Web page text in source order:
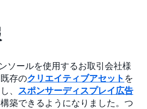
ソールを使用するお取引会社様
存のクリエイティブアセット を
、 スポンサーディスプレイ広告
築できるようになりました。つ